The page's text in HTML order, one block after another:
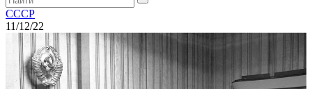
СССР
11/12/22